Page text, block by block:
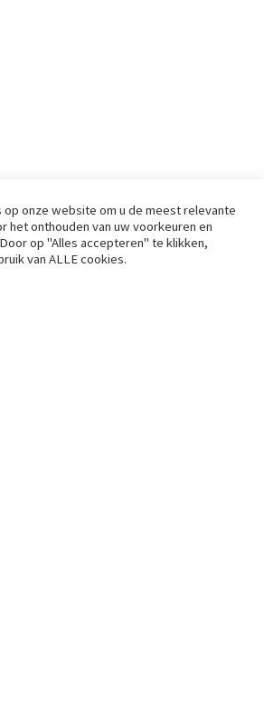
op onze website om u de meest relevante
het onthouden van uw voorkeuren en
op "Alles accepteren" te klikken,
van ALLE cookies.